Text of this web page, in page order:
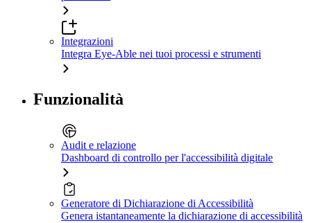
Integrazioni
Integra Eye-Able nei tuoi processi e strumenti
Funzionalità
Audit e relazione
Dashboard di controllo per l'accessibilità digitale
Generatore di Dichiarazione di Accessibilità
Genera istantaneamente la dichiarazione di accessibilità